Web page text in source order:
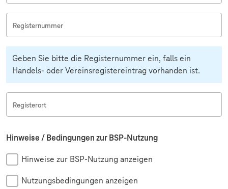
Registernummer
Geben Sie bitte die Registernummer ein, falls ein
Handels- oder Vereinsregistereintrag vorhanden ist.
Registerort
Hinweise / Bedingungen zur BSP-Nutzung
Hinweise zur BSP-Nutzung anzeigen
Nutzungsbedingungen anzeigen